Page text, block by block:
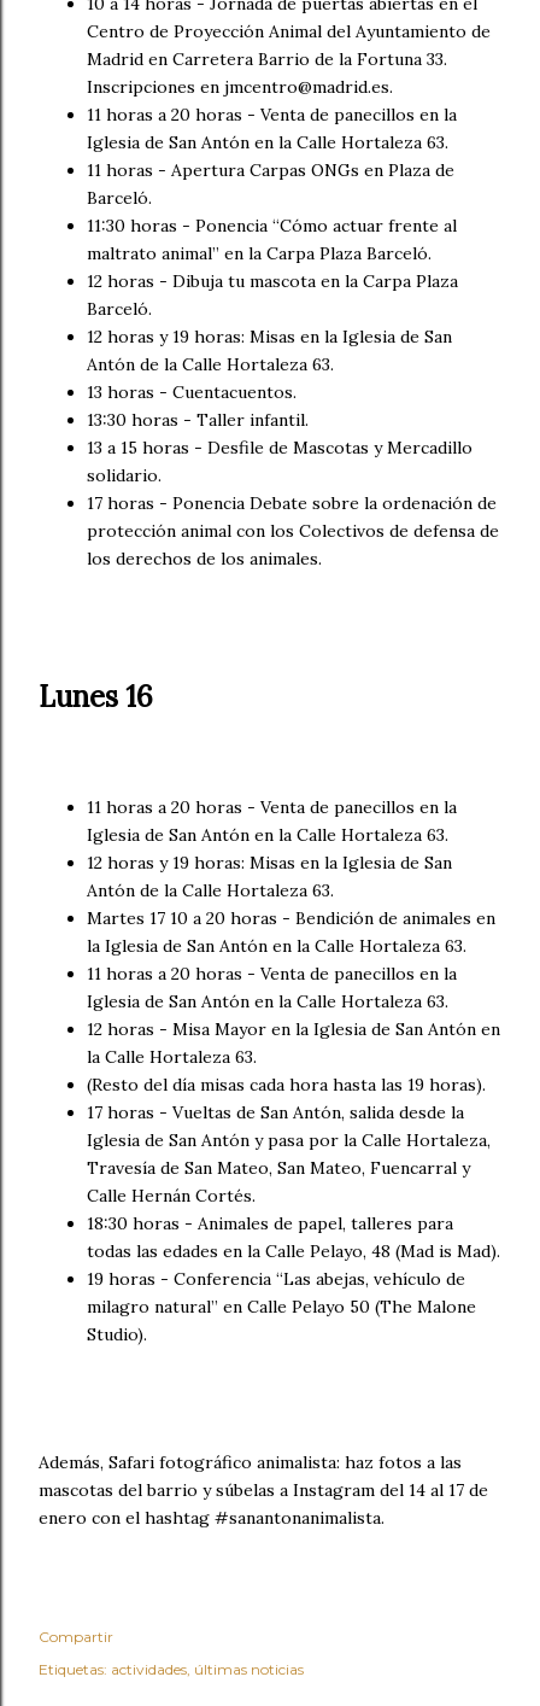
Centro de Proyección Animal del Ayuntamiento de
Madrid en Carretera Barrio de la Fortuna 33.
Inscripciones en jmcentro@madrid.es.
11 horas a 20 horas - Venta de panecillos en la
Iglesia de San Antón en la Calle Hortaleza 63.
11 horas - Apertura Carpas ONGs en Plaza de
Barceló.
11:30 horas - Ponencia “Cómo actuar frente al
maltrato animal” en la Carpa Plaza Barceló.
12 horas - Dibuja tu mascota en la Carpa Plaza
Barceló.
12 horas y 19 horas: Misas en la Iglesia de San
Antón de la Calle Hortaleza 63.
13 horas - Cuentacuentos.
13:30 horas - Taller infantil.
13 a 15 horas - Desfile de Mascotas y Mercadillo
solidario.
17 horas - Ponencia Debate sobre la ordenación de
protección animal con los Colectivos de defensa de
los derechos de los animales.
Lunes 16
11 horas a 20 horas - Venta de panecillos en la
Iglesia de San Antón en la Calle Hortaleza 63.
12 horas y 19 horas: Misas en la Iglesia de San
Antón de la Calle Hortaleza 63.
Martes 17 10 a 20 horas - Bendición de animales en
la Iglesia de San Antón en la Calle Hortaleza 63.
11 horas a 20 horas - Venta de panecillos en la
Iglesia de San Antón en la Calle Hortaleza 63.
12 horas - Misa Mayor en la Iglesia de San Antón en
la Calle Hortaleza 63.
(Resto del día misas cada hora hasta las 19 horas).
17 horas - Vueltas de San Antón, salida desde la
Iglesia de San Antón y pasa por la Calle Hortaleza,
Travesía de San Mateo, San Mateo, Fuencarral y
Calle Hernán Cortés.
18:30 horas - Animales de papel, talleres para
todas las edades en la Calle Pelayo, 48 (Mad is Mad).
19 horas - Conferencia “Las abejas, vehículo de
milagro natural” en Calle Pelayo 50 (The Malone
Studio).
Además, Safari fotográfico animalista: haz fotos a las
mascotas del barrio y súbelas a Instagram del 14 al 17 de
enero con el hashtag #sanantonanimalista.
Compartir
Etiquetas: actividades últimas noticias